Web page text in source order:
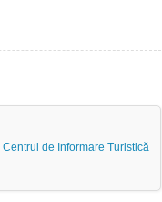
Centrul de Informare Turistică